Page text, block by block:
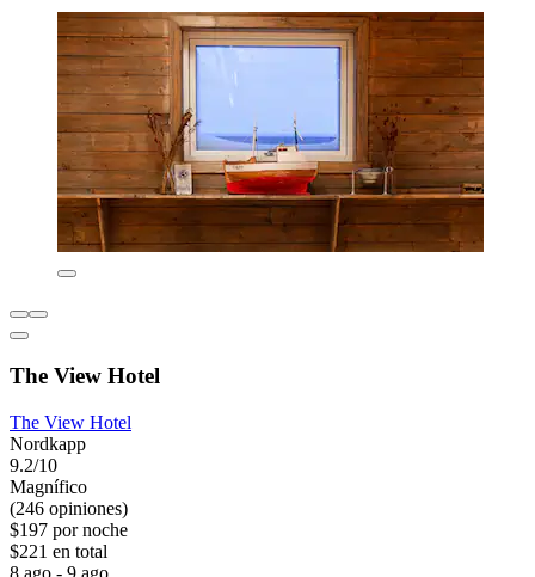
The View Hotel
The View Hotel
Nordkapp
9.2/10
Magnífico
(246 opiniones)
$197 por noche
$221 en total
8 ago - 9 ago